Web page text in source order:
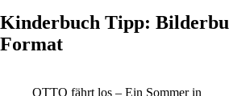
Kinderbuch Tipp:
Format
OTTO fährt los – Ein Sommer in